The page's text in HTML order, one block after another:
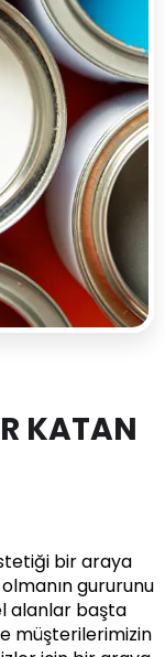
KATAN
bir araya
gururunu
alanlar başta
müşterilerimizin